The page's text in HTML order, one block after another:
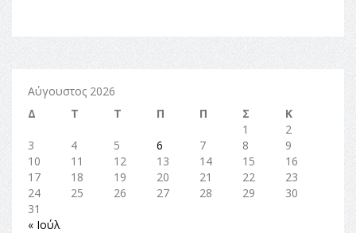
Αύγουστος 2026
Δ
Τ Τ Π Π Σ
Κ
1
2
3
4 5 6 7 8
9
10
11 12 13 14 15
16
17
18 19 20 21 22
23
24
25 26 27 28 29
30
31
« Ιούλ